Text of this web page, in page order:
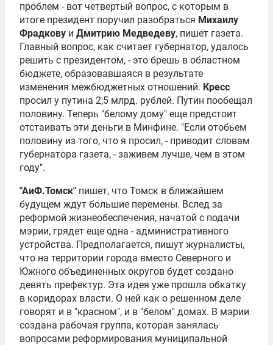
проблем - вот четвертый вопрос, с которым в
итоге президент поручил разобраться Михаилу
Фрадкову и Дмитрию Медведеву, пишет газета.
Главный вопрос, как считает губернатор, удалось
решить с президентом, - это брешь в областном
бюджете, образовавшаяся в результате
изменения межбюджетных отношений. Кресс
просил у путина 2,5 млрд. рублей. Путин пообещал
половину. Теперь "белому дому" еще предстоит
отстаивать эти деньги в Минфине. "Если отобьем
половину из того, что я просил, - приводит словам
губернатора газета, - заживем лучше, чем в этом
году".
"АиФ.Томск" пишет, что Томск в ближайшем
будущем ждут большие перемены. Вслед за
реформой жизнеобеспечения, начатой с подачи
мэрии, грядет еще одна - административного
устройства. Предполагается, пишут журналисты,
что на территории города вместо Cеверного и
Южного объединенных округов будет создано
девять префектур. Эта идея уже прошла обкатку
в коридорах власти. О ней как о решенном деле
говорят и в "красном", и в "белом" домах. В мэрии
создана рабочая группа, которая занялась
вопросами реформирования муниципальной